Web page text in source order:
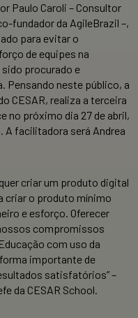
Paulo Caroli – Consultor
fundador da AgileBrazil –,
para evitar o
de equipes na
procurado e
Pensando neste público, a
CESAR, realiza a terceira
no próximo dia 27 de abril,
A facilitadora será Andrea
criar um produto digital
criar o produto mínimo
e esforço. Oferecer
compromissos
com uso da
importante de
satisfatórios” –
da CESAR School.